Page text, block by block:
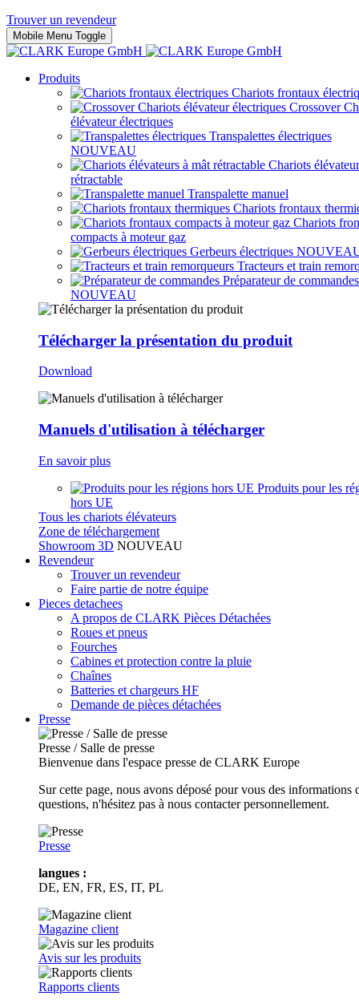
Trouver un revendeur
Mobile Menu Toggle
Produits
Chariots frontaux
Crossover
élévateur électriques
Transpalettes électriques
NOUVEAU
Chariots
rétractable
Transpalette manuel
Chariots frontaux
Chariots
compacts à moteur gaz
Gerbeurs électriques
Tracteurs et train
Préparateur de commandes
NOUVEAU
Télécharger la présentation du produit
Download
Manuels d'utilisation à télécharger
En savoir plus
Produits pour les
hors UE
Tous les chariots élévateurs
Zone de téléchargement
Showroom 3D NOUVEAU
Revendeur
Trouver un revendeur
Faire partie de notre équipe
Pieces detachees
A propos de CLARK Pièces Détachées
Roues et pneus
Fourches
Cabines et protection contre la pluie
Chaînes
Batteries et chargeurs HF
Demande de pièces détachées
Presse
Presse / Salle de presse
Bienvenue dans l'espace presse de CLARK Europe
Sur cette page, nous avons déposé pour vous des
questions, n'hésitez pas à nous contacter personnellement.
Presse
langues :
DE, EN, FR, ES, IT, PL
Magazine client
Avis sur les produits
Rapports clients